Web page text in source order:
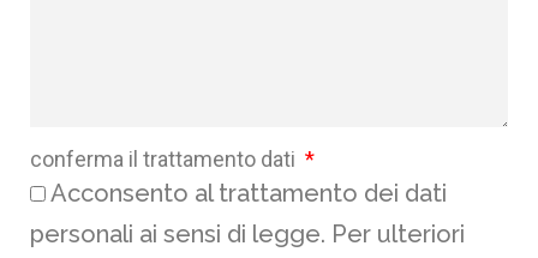
conferma il trattamento dati
Acconsento al trattamento dei dati
personali ai sensi di legge. Per ulteriori